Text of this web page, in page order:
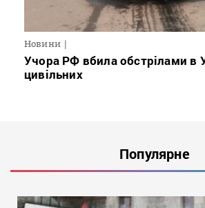
Новини
Учора РФ вбила обстрілами в
цивільних
Популярне